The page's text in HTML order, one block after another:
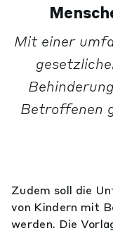
Mit einer
Betroffenen
Zudem soll die
von Kindern mit
werden. Die